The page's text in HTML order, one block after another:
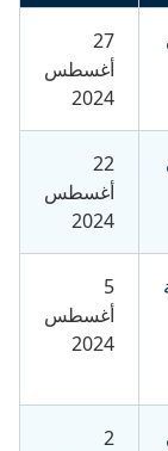
27
أغسطس
2024
22
أغسطس
2024
أغسطس
2024